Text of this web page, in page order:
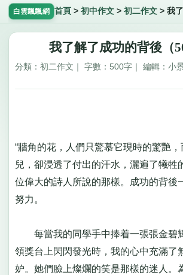
白雲飄飄網 首頁 > 初中作文> 初二作文> 我
我了解了成功的背後（
分類：初二作文｜ 字數：500字｜ 編輯：小
“牆角的花，人們只驚慕它現時的驚艷
兒，卻浸透了付出的汗水，灑遍了犧牲
位偉大的詩人所說的那樣。成功的背後
努力。
每當我的同學手中捧着一張張金碧
領獎台上閃閃發光時，我的心中充滿了
妒。她們臉上燦爛的笑是那樣的迷人。